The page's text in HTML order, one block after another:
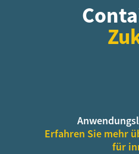
Erfahren Sie mehr
für